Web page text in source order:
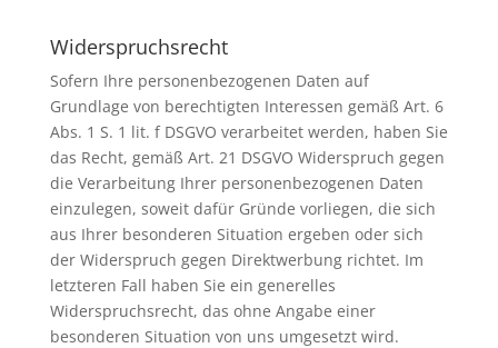
Widerspruchsrecht
Sofern Ihre personenbezogenen Daten auf
Grundlage von berechtigten Interessen gemäß Art. 6
Abs. 1 S. 1 lit. f DSGVO verarbeitet werden, haben Sie
das Recht, gemäß Art. 21 DSGVO Widerspruch gegen
die Verarbeitung Ihrer personenbezogenen Daten
einzulegen, soweit dafür Gründe vorliegen, die sich
aus Ihrer besonderen Situation ergeben oder sich
der Widerspruch gegen Direktwerbung richtet. Im
letzteren Fall haben Sie ein generelles
Widerspruchsrecht, das ohne Angabe einer
besonderen Situation von uns umgesetzt wird.